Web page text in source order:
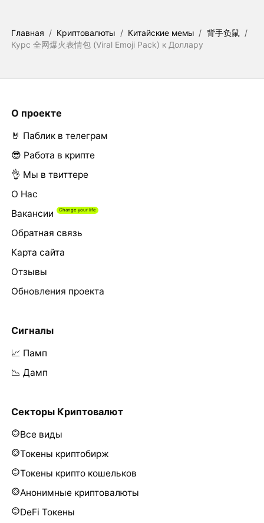
Главная / Криптовалюты / Китайские мемы / 背手负鼠 /
Курс 全网爆火表情包 (Viral Emoji Pack) к Доллару
О проекте
🤘 Паблик в телеграм
😎 Работа в крипте
👌 Мы в твиттере
О Нас
Вакансии
Обратная связь
Карта сайта
Отзывы
Обновления проекта
Сигналы
📈 Памп
📉 Дамп
Секторы Криптовалют
Все виды
Токены криптобирж
Токены крипто кошельков
Анонимные криптовалюты
DeFi Токены